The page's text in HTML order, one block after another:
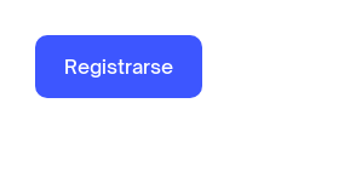
Registrarse